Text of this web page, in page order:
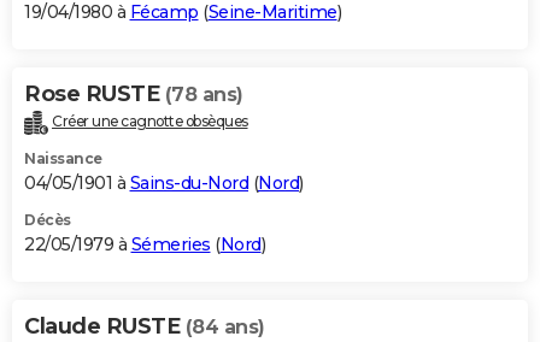
19/04/1980 à Fécamp (Seine-Maritime)
Rose RUSTE (78 ans)
Créer une cagnotte obsèques
Naissance
04/05/1901 à Sains-du-Nord (Nord)
Décès
22/05/1979 à Sémeries (Nord)
Claude RUSTE (84 ans)